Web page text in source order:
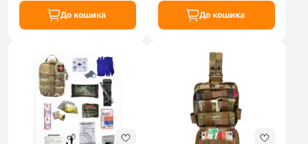
До кошика До кошика